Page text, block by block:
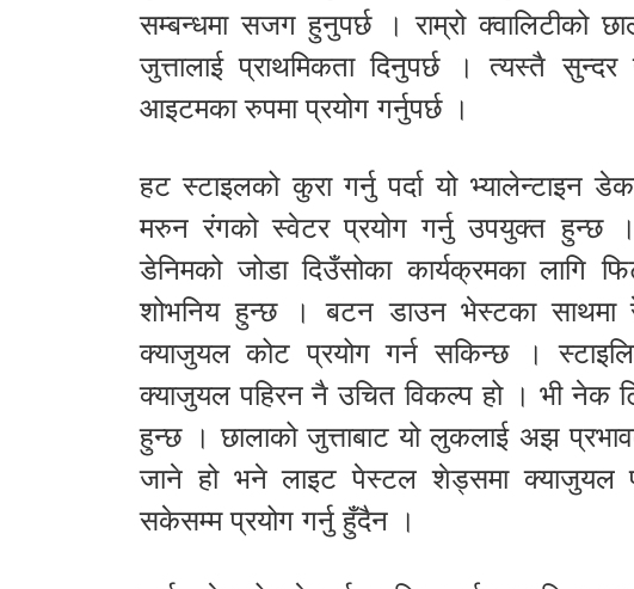
सम्बन्धमा सजग हुनुपर्छ । राम्रो क्वालिटीको
जुत्तालाई प्राथमिकता दिनुपर्छ । त्यस्तै सुन्दर
आइटमका रुपमा प्रयोग गर्नुपर्छ ।
हट स्टाइलको कुरा गर्नु पर्दा यो
मरुन रंगको स्वेटर प्रयोग गर्नु उपयुक्त हुन्छ
डेनिमको जोडा दिउँसोका कार्यक्रमका लागि
शोभनिय हुन्छ । बटन डाउन भेस्टका
क्याजुयल कोट प्रयोग गर्न सकिन्छ ।
क्याजुयल पहिरन नै उचित विकल्प हो । भी नेक
हुन्छ । छालाको जुत्ताबाट यो लुकलाई अझ
जाने हो भने लाइट पेस्टल शेड्समा क्याजुयल
सकेसम्म प्रयोग गर्नु हुँदैन ।